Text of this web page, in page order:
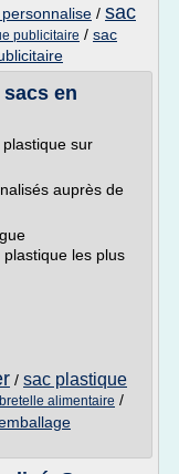
/ sac
publicitaire / sac
en
sur
auprès de
les plus
/ sac plastique
alimentaire /